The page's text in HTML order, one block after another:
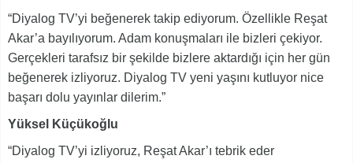
“Diyalog TV’yi beğenerek takip ediyorum. Özellikle Reşat
Akar’a bayılıyorum. Adam konuşmaları ile bizleri çekiyor.
Gerçekleri tarafsız bir şekilde bizlere aktardığı için her gün
beğenerek izliyoruz. Diyalog TV yeni yaşını kutluyor nice
başarı dolu yayınlar dilerim.”
Yüksel Küçükoğlu
“Diyalog TV’yi izliyoruz, Reşat Akar’ı tebrik eder